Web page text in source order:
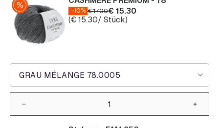
GRAU MÉLANGE 78.0005
–10% €17.00€15.30
(€15.30/ Stück)